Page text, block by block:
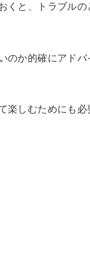
くと、トラブル
のか的確にアド
楽しむためにも必